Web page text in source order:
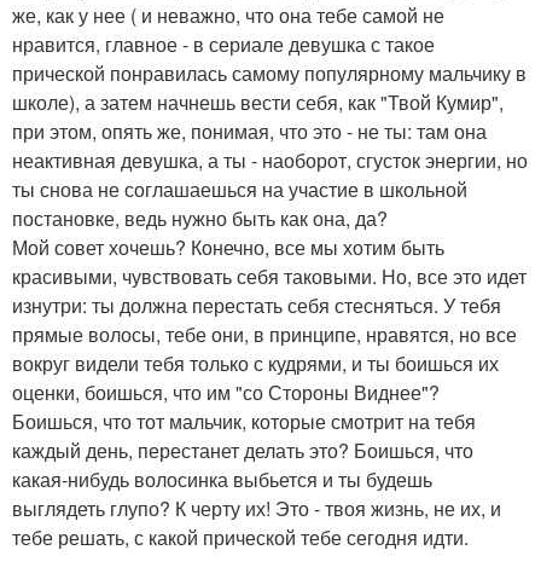
же, как у нее ( и неважно, что она тебе самой не
нравится, главное - в сериале девушка с такое
прической понравилась самому популярному мальчику в
школе), а затем начнешь вести себя, как "Твой Кумир",
при этом, опять же, понимая, что это - не ты: там она
неактивная девушка, а ты - наоборот, сгусток энергии, но
ты снова не соглашаешься на участие в школьной
постановке, ведь нужно быть как она, да?
Мой совет хочешь? Конечно, все мы хотим быть
красивыми, чувствовать себя таковыми. Но, все это идет
изнутри: ты должна перестать себя стесняться. У тебя
прямые волосы, тебе они, в принципе, нравятся, но все
вокруг видели тебя только с кудрями, и ты боишься их
оценки, боишься, что им "со Стороны Виднее"?
Боишься, что тот мальчик, которые смотрит на тебя
каждый день, перестанет делать это? Боишься, что
какая-нибудь волосинка выбьется и ты будешь
выглядеть глупо? К черту их! Это - твоя жизнь, не их, и
тебе решать, с какой прической тебе сегодня идти.